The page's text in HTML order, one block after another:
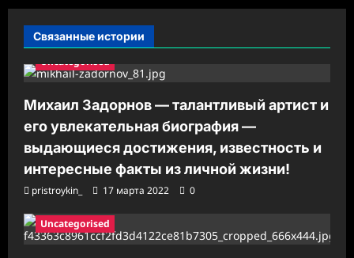
и
и
Связанные истории
Uncategorised
Михаил Задорнов — талантливый артист и
его увлекательная биография —
выдающиеся достижения, известность и
интересные факты из личной жизни!
pristroykin_ 17 марта 2022 0
Uncategorised